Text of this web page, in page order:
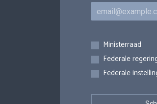
E-mail
Inschrijvingen
Ministerraad
Federale
Federale